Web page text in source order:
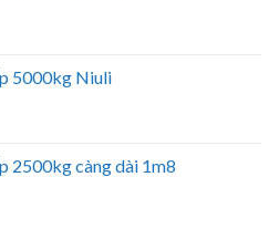
5000kg Niuli
2500kg càng dài 1m8